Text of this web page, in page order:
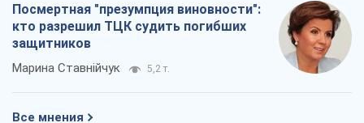
Посмертная "презумпция виновности":
кто разрешил ТЦК судить погибших
защитников
Марина Ставнійчук 5,2 т.
Все мнения